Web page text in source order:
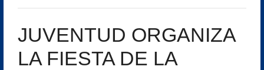
JUVENTUD ORGANIZA
LA FIESTA DE LA